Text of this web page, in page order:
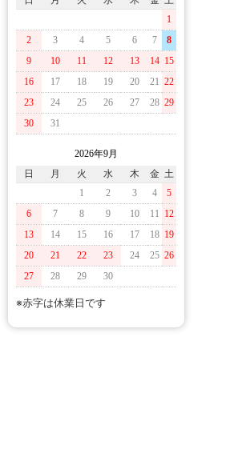
1
2
3 4 5 6 7
8
9
10 11 12 13 14 15
16
17 18 19 20 21 22
23
24 25 26 27 28 29
30
31
2026年9月
日
月 火 水 木 金 土
1
2 3 4
5
6
7 8 9 10 11 12
13
14 15 16 17 18 19
20
21 22 23 24 25 26
27
28 29 30
※赤字は休業日です